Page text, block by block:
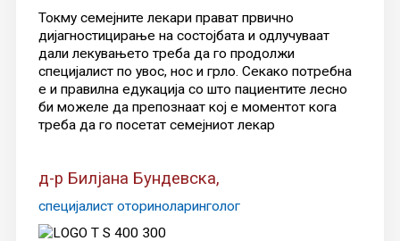
Токму семејните лекари прават првично
дијагностицирање на состојбата и одлучуваат
дали лекувањето треба да го продолжи
специјалист по увос, нос и грло. Секако потребна
е и правилна едукација со што пациентите лесно
би можеле да препознаат кој е моментот кога
треба да го посетат семејниот лекар
д-р Билјана Бундевска,
специјалист оториноларинголог